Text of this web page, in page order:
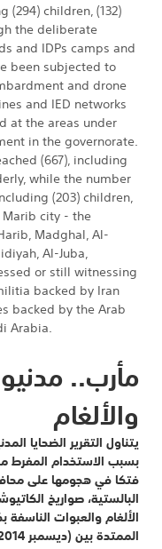
(294) children, (132)
the deliberate
and IDPs camps and
been subjected to
and drone
and IED networks
at the areas under
in the governorate.
(667), including
while the number
(203) children,
Marib city - the
Madghal, Al-
Al-Juba,
or still witnessing
backed by Iran
backed by the Arab
Arabia.
مأرب..
والألغام
يتناول التقرير الضحايا
بسبب الاستخدام المفرط
فتكا في هجومها على
البالستية، صواريخ
الألغام والعبوات الناسفة
الممتدة بين (ديسمبر 2014م وحتى يونيو 2021م).